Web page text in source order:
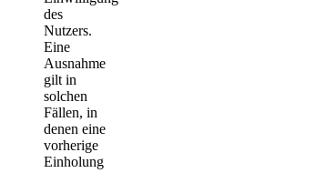
des
Nutzers.
Eine
Ausnahme
gilt in
solchen
Fällen, in
denen eine
vorherige
Einholung